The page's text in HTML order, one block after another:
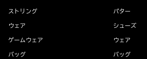
ストリング
ウェア
ゲームウェア
バッグ
パター
シューズ
ウェア
バッグ